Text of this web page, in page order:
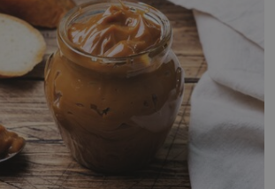
vrahů, Jeffrey Dahmer (1960–1994).
Je 27. května 1991. […]